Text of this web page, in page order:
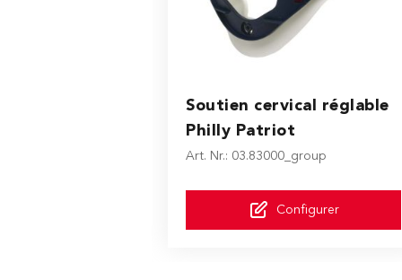
Soutien cervical réglable
Philly Patriot
Art. Nr.: 03.83000_group
The price depends on the
Configurer